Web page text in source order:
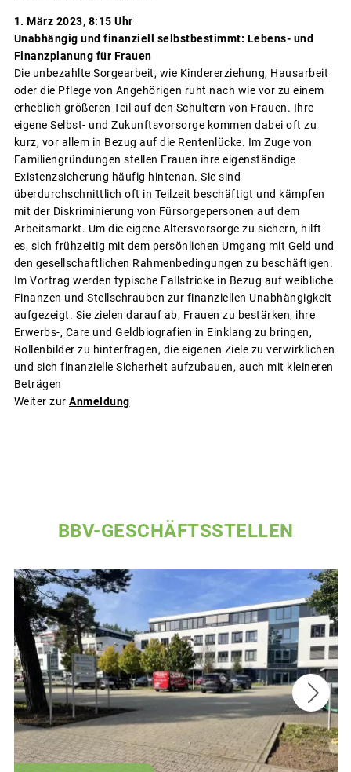
1. März 2023, 8:15 Uhr
Unabhängig und finanziell selbstbestimmt: Lebens- und
Finanzplanung für Frauen
Die unbezahlte Sorgearbeit, wie Kindererziehung, Hausarbeit
oder die Pflege von Angehörigen ruht nach wie vor zu einem
erheblich größeren Teil auf den Schultern von Frauen. Ihre
eigene Selbst- und Zukunftsvorsorge kommen dabei oft zu
kurz, vor allem in Bezug auf die Rentenlücke. Im Zuge von
Familiengründungen stellen Frauen ihre eigenständige
Existenzsicherung häufig hintenan. Sie sind
überdurchschnittlich oft in Teilzeit beschäftigt und kämpfen
mit der Diskriminierung von Fürsorgepersonen auf dem
Arbeitsmarkt. Um die eigene Altersvorsorge zu sichern, hilft
es, sich frühzeitig mit dem persönlichen Umgang mit Geld und
den gesellschaftlichen Rahmenbedingungen zu beschäftigen.
Im Vortrag werden typische Fallstricke in Bezug auf weibliche
Finanzen und Stellschrauben zur finanziellen Unabhängigkeit
aufgezeigt. Sie zielen darauf ab, Frauen zu bestärken, ihre
Erwerbs-, Care und Geldbiografien in Einklang zu bringen,
Rollenbilder zu hinterfragen, die eigenen Ziele zu verwirklichen
und sich finanzielle Sicherheit aufzubauen, auch mit kleineren
Beträgen
Weiter zur Anmeldung
BBV-GESCHÄFTSSTELLEN